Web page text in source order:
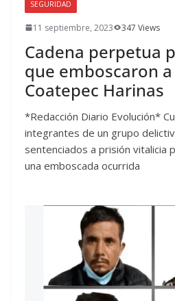
SEGURIDAD
11 septiembre, 2023 347 Views
Cadena perpetua
que emboscaron
Coatepec Harinas
*Redacción Diario Evolución*
integrantes de un grupo
sentenciados a prisión vitalicia
una emboscada ocurrida